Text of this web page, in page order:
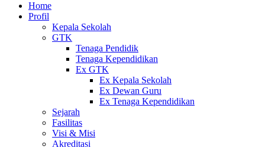
Home
Profil
Kepala Sekolah
GTK
Tenaga Pendidik
Tenaga Kependidikan
Ex GTK
Ex Kepala Sekolah
Ex Dewan Guru
Ex Tenaga Kependidikan
Sejarah
Fasilitas
Visi & Misi
Akreditasi